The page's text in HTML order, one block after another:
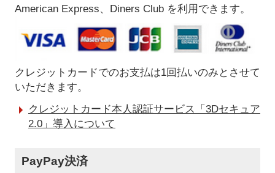
American Express、Diners Club を利用できます。
クレジットカードでのお支払は1回払いのみとさせて
いただきます。
クレジットカード本人認証サービス「3Dセキュア
2.0」導入について
PayPay決済